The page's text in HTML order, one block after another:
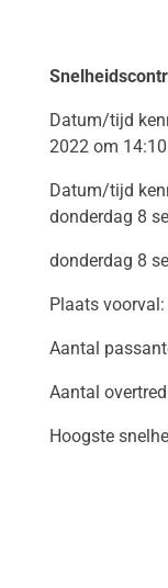
Datum/tijd
2022 om
Datum/tijd
donderdag 8
donderdag 8
Plaats voorval:
Aantal
Aantal
Hoogste